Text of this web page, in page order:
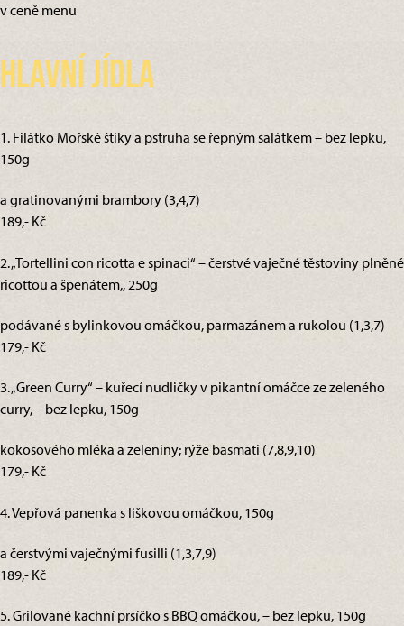
v ceně menu
Hlavní jídla
1. Filátko Mořské štiky a pstruha se řepným salátkem – bez lepku,
150g
a gratinovanými brambory (3,4,7)
189,- Kč
2. „Tortellini con ricotta e spinaci“ – čerstvé vaječné těstoviny plněné
ricottou a špenátem,, 250g
podávané s bylinkovou omáčkou, parmazánem a rukolou (1,3,7)
179,- Kč
3. „Green Curry“ – kuřecí nudličky v pikantní omáčce ze zeleného
curry, – bez lepku, 150g
kokosového mléka a zeleniny; rýže basmati (7,8,9,10)
179,- Kč
4. Vepřová panenka s liškovou omáčkou, 150g
a čerstvými vaječnými fusilli (1,3,7,9)
189,- Kč
5. Grilované kachní prsíčko s BBQ omáčkou, – bez lepku, 150g